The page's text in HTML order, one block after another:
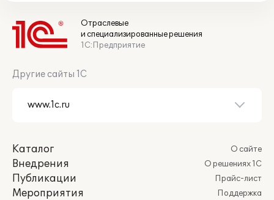
Отраслевые
и специализированные решения
1С:Предприятие
Другие сайты 1С
Каталог
Внедрения
Публикации
Мероприятия
О сайте
О решениях 1С
Прайс-лист
Поддержка